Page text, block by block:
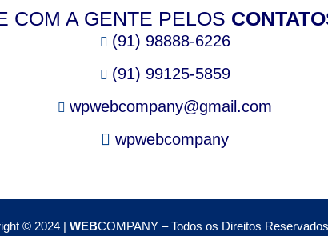
COM A GENTE PELOS
(91) 98888-6226
(91) 99125-5859
wpwebcompany@gmail.com
wpwebcompany
© 2024 | WEBCOMPANY – Todos os Direitos Reservados